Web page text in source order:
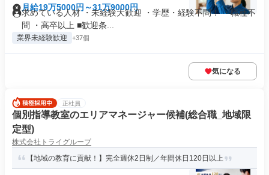
月給19万5000円～31万9000円
求めている人材 ・未経験大歓迎 ・学歴・経験不問！ ・職種不
問 ・高卒以上 ■歓迎条...
業界未経験歓迎 +37個
気になる
正社員
個別指導教室のエリアマネージャー候補(総合職_地域限
定型)
株式会社トライグループ
【地域の教育に貢献！】完全週休2日制／年間休日120日以上